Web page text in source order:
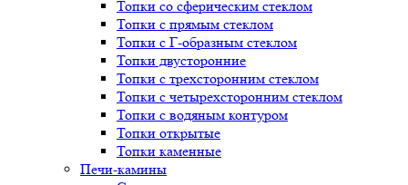
Топки со сферическим стеклом
Топки с прямым стеклом
Топки с Г-образным стеклом
Топки двусторонние
Топки с трехсторонним стеклом
Топки с четырехсторонним стеклом
Топки с водяным контуром
Топки открытые
Топки каменные
Печи-камины